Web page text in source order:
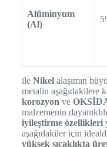
Alüminyum
(Al)
ile Nikelalaşımın
metalin aşağıdakilere
korozyon ve
malzemenin
iyileştirme özellikleri
aşağıdakiler için
yüksek sıcaklıkta